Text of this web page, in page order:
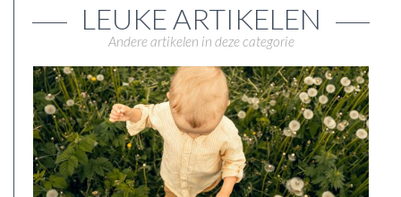
LEUKE ARTIKELEN
Andere artikelen in deze categorie